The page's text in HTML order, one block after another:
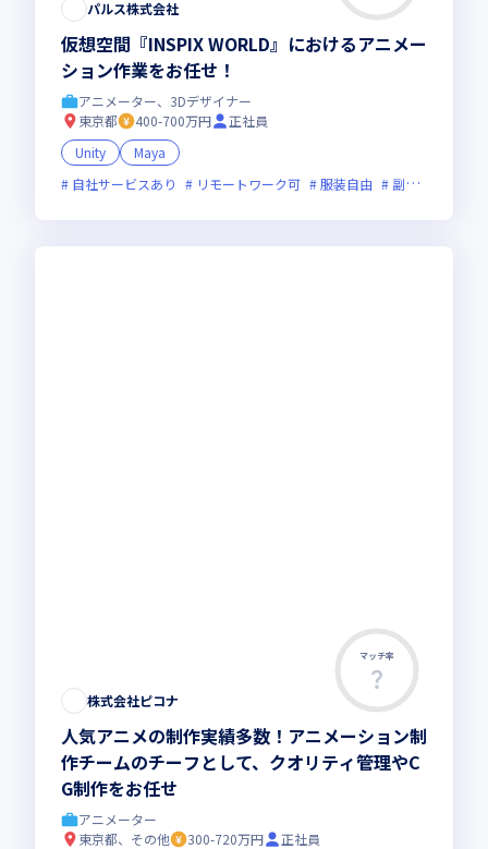
パルス株式会社
仮想空間『INSPIX WORLD』におけるアニメー
ション作業をお任せ！
アニメーター、3Dデザイナー
東京都
400-700万円
正社員
Unity
Maya
自社サービスあり
リモートワーク可 服装自由 副業可
マッチ率
株式会社ピコナ
人気アニメの制作実績多数！アニメーション制
作チームのチーフとして、クオリティ管理やC
G制作をお任せ
アニメーター
東京都、その他
300-720万円
正社員